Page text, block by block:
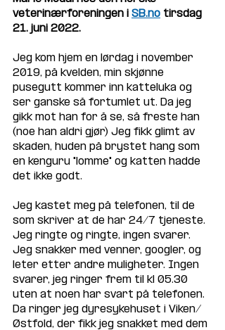
veterinærforeningen i SB.no tirsdag
21. juni 2022.
Jeg kom hjem en lørdag i november
2019, på kvelden, min skjønne
pusegutt kommer inn katteluka og
ser ganske så fortumlet ut. Da jeg
gikk mot han for å se, så freste han
(noe han aldri gjør) Jeg fikk glimt av
skaden, huden på brystet hang som
en kenguru "lomme" og katten hadde
det ikke godt.
Jeg kastet meg på telefonen, til de
som skriver at de har 24/7 tjeneste.
Jeg ringte og ringte, ingen svarer.
Jeg snakker med venner, googler, og
leter etter andre muligheter. Ingen
svarer, jeg ringer frem til kl 05.30
uten at noen har svart på telefonen.
Da ringer jeg dyresykehuset i Viken/
Østfold, der fikk jeg snakket med dem